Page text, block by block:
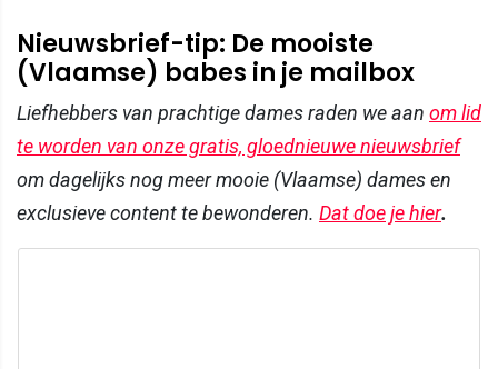
Nieuwsbrief-tip: De mooiste
(Vlaamse) babes in je mailbox
Liefhebbers van prachtige dames raden we aan om lid
te worden van onze gratis, gloednieuwe nieuwsbrief
om dagelijks nog meer mooie (Vlaamse) dames en
exclusieve content te bewonderen. Dat doe je hier.